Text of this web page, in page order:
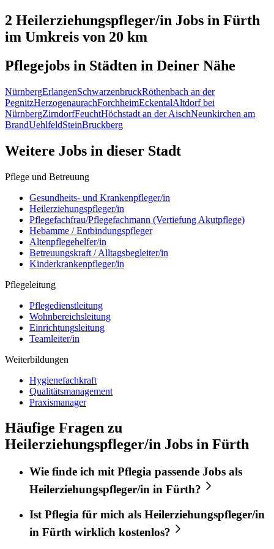
2 Heilerziehungspfleger/in Jobs in Fürth
im Umkreis von 20 km
Pflegejobs in Städten in Deiner Nähe
NürnbergErlangenSchwarzenbruckRöthenbach an der
PegnitzHerzogenaurachForchheimEckentalAltdorf bei
NürnbergZirndorfFeuchtHöchstadt an der AischNeunkirchen am
BrandUehlfeldSteinBruckberg
Weitere Jobs in dieser Stadt
Pflege und Betreuung
Gesundheits- und Krankenpfleger/in
Heilerziehungspfleger/in
Pflegefachfrau/Pflegefachmann (Vertiefung Akutpflege)
Hebamme / Entbindungspfleger
Altenpflegehelfer/in
Betreuungskraft / Alltagsbegleiter/in
Kinderkrankenpfleger/in
Pflegeleitung
Pflegedienstleitung
Wohnbereichsleitung
Einrichtungsleitung
Teamleiter/in
Weiterbildungen
Hygienefachkraft
Qualitätsmanagement
Praxismanager
Häufige Fragen zu
Heilerziehungspfleger/in Jobs in Fürth
Wie finde ich mitPflegia passende Jobs als
Heilerziehungspfleger/in in Fürth?
Ist Pflegia für mich als Heilerziehungspfleger/in
in Fürth wirklich kostenlos?